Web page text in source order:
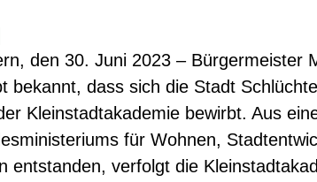
den 30. Juni 2023 – Bürgermeister
bekannt, dass sich die Stadt
Kleinstadtakademie bewirbt. Aus
für Wohnen,
entstanden, verfolgt die